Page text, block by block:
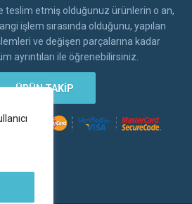
teslim etmiş olduğunuz ürünlerin o an,
işlem sırasında olduğunu, yapılan
ve değişen parçalarına kadar
ayrıntıları ile öğrenebilirsiniz.
ÜRÜN TAKİP